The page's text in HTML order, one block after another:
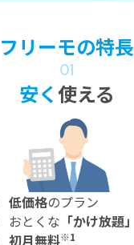
フリーモの特長
01
安く使える
低価格のプラン
おとくな 「かけ放題」
初月無料※1